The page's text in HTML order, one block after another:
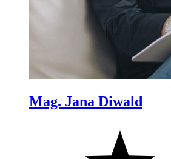
Mag. Jana Diwald